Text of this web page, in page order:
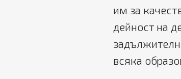
им за
дейност на
всяка